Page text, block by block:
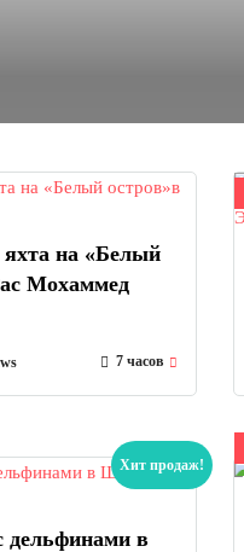
на «Белый
Мохаммед
7 часов
Хит продаж!
дельфинами в